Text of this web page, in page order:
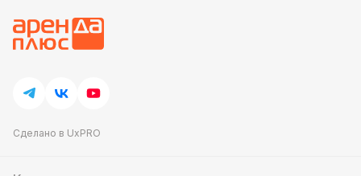
Сделано в UxPRO